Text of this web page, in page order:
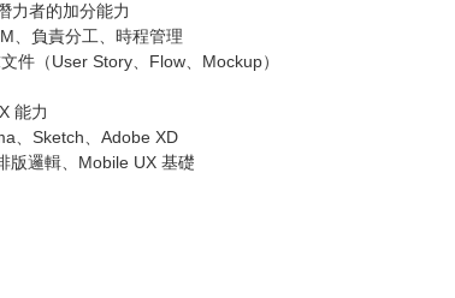
力者的加分能力
、負責分工、時程管理
件（User Story、Flow、Mockup）
能力
、Sketch、Adobe XD
版邏輯、Mobile UX 基礎